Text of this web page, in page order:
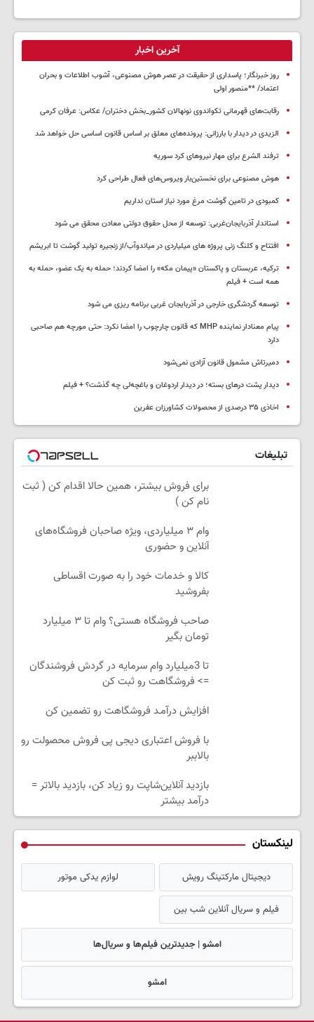
آخرین اخبار
روز خبرنگار؛ پاسداری از حقیقت در عصر هوش مصنوعی، آشوب اطلاعات و بحران
اعتماد/ **منصور اولی
رقابت‌های قهرمانی تکواندوی نونهالان کشور_بخش دختران/ عکاس: عرفان کرمی
الزیدی در دیدار با بارزانی: پرونده‌های معلق بر اساس قانون اساسی حل خواهد شد
ترفند الشرع برای مهار نیروهای کرد سوریه
هوش مصنوعی برای نخستین‌بار ویروس‌های فعال طراحی کرد
کمبودی در تامین گوشت مرغ مورد نیاز استان نداریم
استاندار آذربایجان‌غربی: توسعه از محل حقوق دولتی معادن محقق می شود
افتتاح و کلنگ زنی پروژه های میلیاردی در میاندوآب/از زنجیره تولید گوشت تا ابریشم
ترکیه، عربستان و پاکستان «پیمان مکه» را امضا کردند؛ حمله به یک عضو، حمله به
همه است + فیلم
توسعه گردشگری خارجی در آذربایجان غربی برنامه ریزی می شود
پیام معنادار نماینده MHP که قانون چارچوب را امضا نکرد: حتی مورچه هم صاحبی
دارد
دمیرتاش مشمول قانون آزادی نمی‌شود
دیدار پشت درهای بسته؛ در دیدار اردوغان و باغچه‌لی چه گذشت؟ + فیلم
اخاذی ۳۵ درصدی از محصولات کشاورزان عفرین
تبلیغات
برای فروش بیشتر، همین حالا اقدام کن ( ثبت
نام کن )
وام ۳ میلیاردی، ویژه صاحبان فروشگاه‌های
آنلاین و حضوری
کالا و خدمات خود را به صورت اقساطی
بفروشید
صاحب فروشگاه هستی؟ وام تا ۳ میلیارد
تومان بگیر
تا 3میلیارد وام سرمایه در گردش فروشندگان
=> فروشگاهت رو ثبت کن
افزایش درآمـد فروشگاهت رو تضمین کن
با فروش اعتباری دیجی پی فروش محصولت رو
بالاببر
بازدید آنلاین‌شاپت رو زیاد کن، بازدید بالاتر =
درآمد بیشتر
لینکستان
دیجیتال مارکتینگ رویش لوازم یدکی موتور
فیلم و سریال آنلاین شب بین
امشو | جدیدترین فیلم‌ها و سریال‌ها
امشو